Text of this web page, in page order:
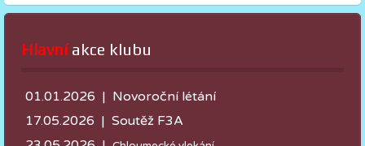
Hlavní akce klubu
01.01.2026 | Novoroční létání
17.05.2026 | Soutěž F3A